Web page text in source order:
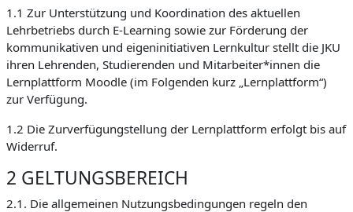
1.1 Zur Unterstützung und Koordination des aktuellen
Lehrbetriebs durch E-Learning sowie zur Förderung der
kommunikativen und eigeninitiativen Lernkultur stellt die JKU
ihren Lehrenden, Studierenden und Mitarbeiter*innen die
Lernplattform Moodle (im Folgenden kurz „Lernplattform“)
zur Verfügung.
1.2 Die Zurverfügungstellung der Lernplattform erfolgt bis auf
Widerruf.
2 GELTUNGSBEREICH
2.1. Die allgemeinen Nutzungsbedingungen regeln den